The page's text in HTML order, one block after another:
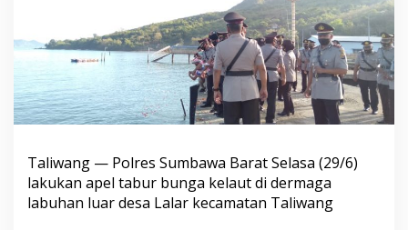
Taliwang — Polres Sumbawa Barat Selasa (29/6)
lakukan apel tabur bunga kelaut di dermaga
labuhan luar desa Lalar kecamatan Taliwang